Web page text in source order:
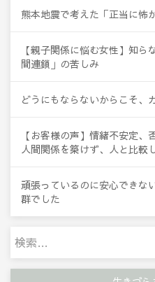
熊本地震で考えた「正当に怖
【親子関係に悩む女性】知
間連鎖」の苦しみ
どうにもならないからこそ、
【お客様の声】情緒不安定、
人間関係を築けず、人と比較
頑張っているのに安心でき
群でした
検
索: